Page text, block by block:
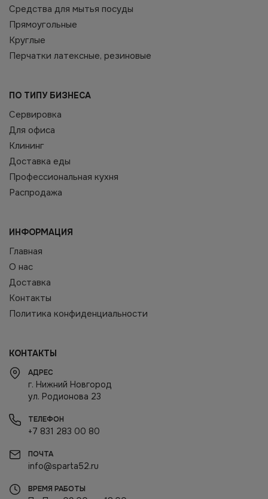
Средства для мытья посуды
Прямоугольные
Круглые
Перчатки латексные, резиновые
ПО ТИПУ БИЗНЕСА
Сервировка
Для офиса
Клининг
Доставка еды
Профессиональная кухня
Распродажа
ИНФОРМАЦИЯ
Главная
О нас
Доставка
Контакты
Политика конфиденциальности
КОНТАКТЫ
АДРЕС
г. Нижний Новгород
ул. Родионова 23
ТЕЛЕФОН
+7 831 283 00 80
ПОЧТА
info@sparta52.ru
ВРЕМЯ РАБОТЫ